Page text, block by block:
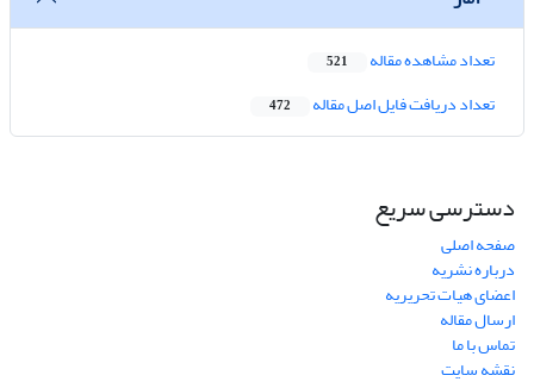
تعداد مشاهده مقاله 521
تعداد دریافت فایل اصل مقاله 472
دسترسی سریع
صفحه اصلی
درباره نشریه
اعضای هیات تحریریه
ارسال مقاله
تماس با ما
نقشه سایت